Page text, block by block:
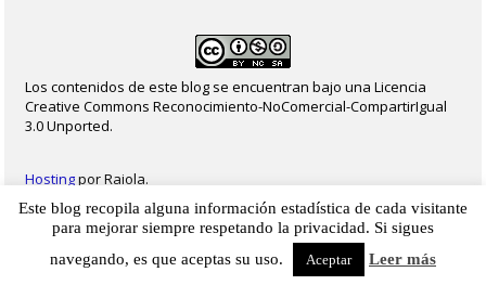
Los contenidos de este blog se encuentran bajo una Licencia
Creative Commons Reconocimiento-NoComercial-CompartirIgual
3.0 Unported.
Hostingpor Raiola.
2023 - Christian Delgado von Eitzen|Inicio | Contacto | Mapa web|Aviso legal
|
Privacidad Cookies
Este blog recopila alguna información estadística de cada visitante
para mejorar siempre respetando la privacidad. Si sigues
navegando, es que aceptas su uso.
Aceptar Leer más